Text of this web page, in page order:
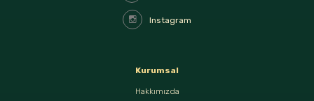
Instagram
Kurumsal
Hakkımızda